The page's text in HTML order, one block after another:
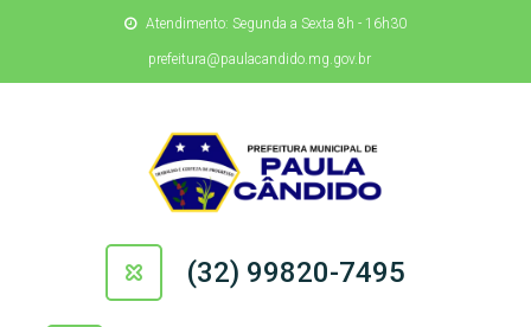
Atendimento: Segunda a Sexta 8h - 16h30
prefeitura@paulacandido.mg.gov.br
(32) 99820-7495